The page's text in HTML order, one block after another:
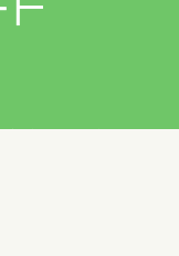
利用規約 お問い合わせ